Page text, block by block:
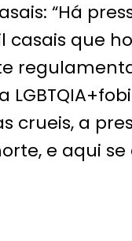
“Há
casais que
crueis, a
e aqui